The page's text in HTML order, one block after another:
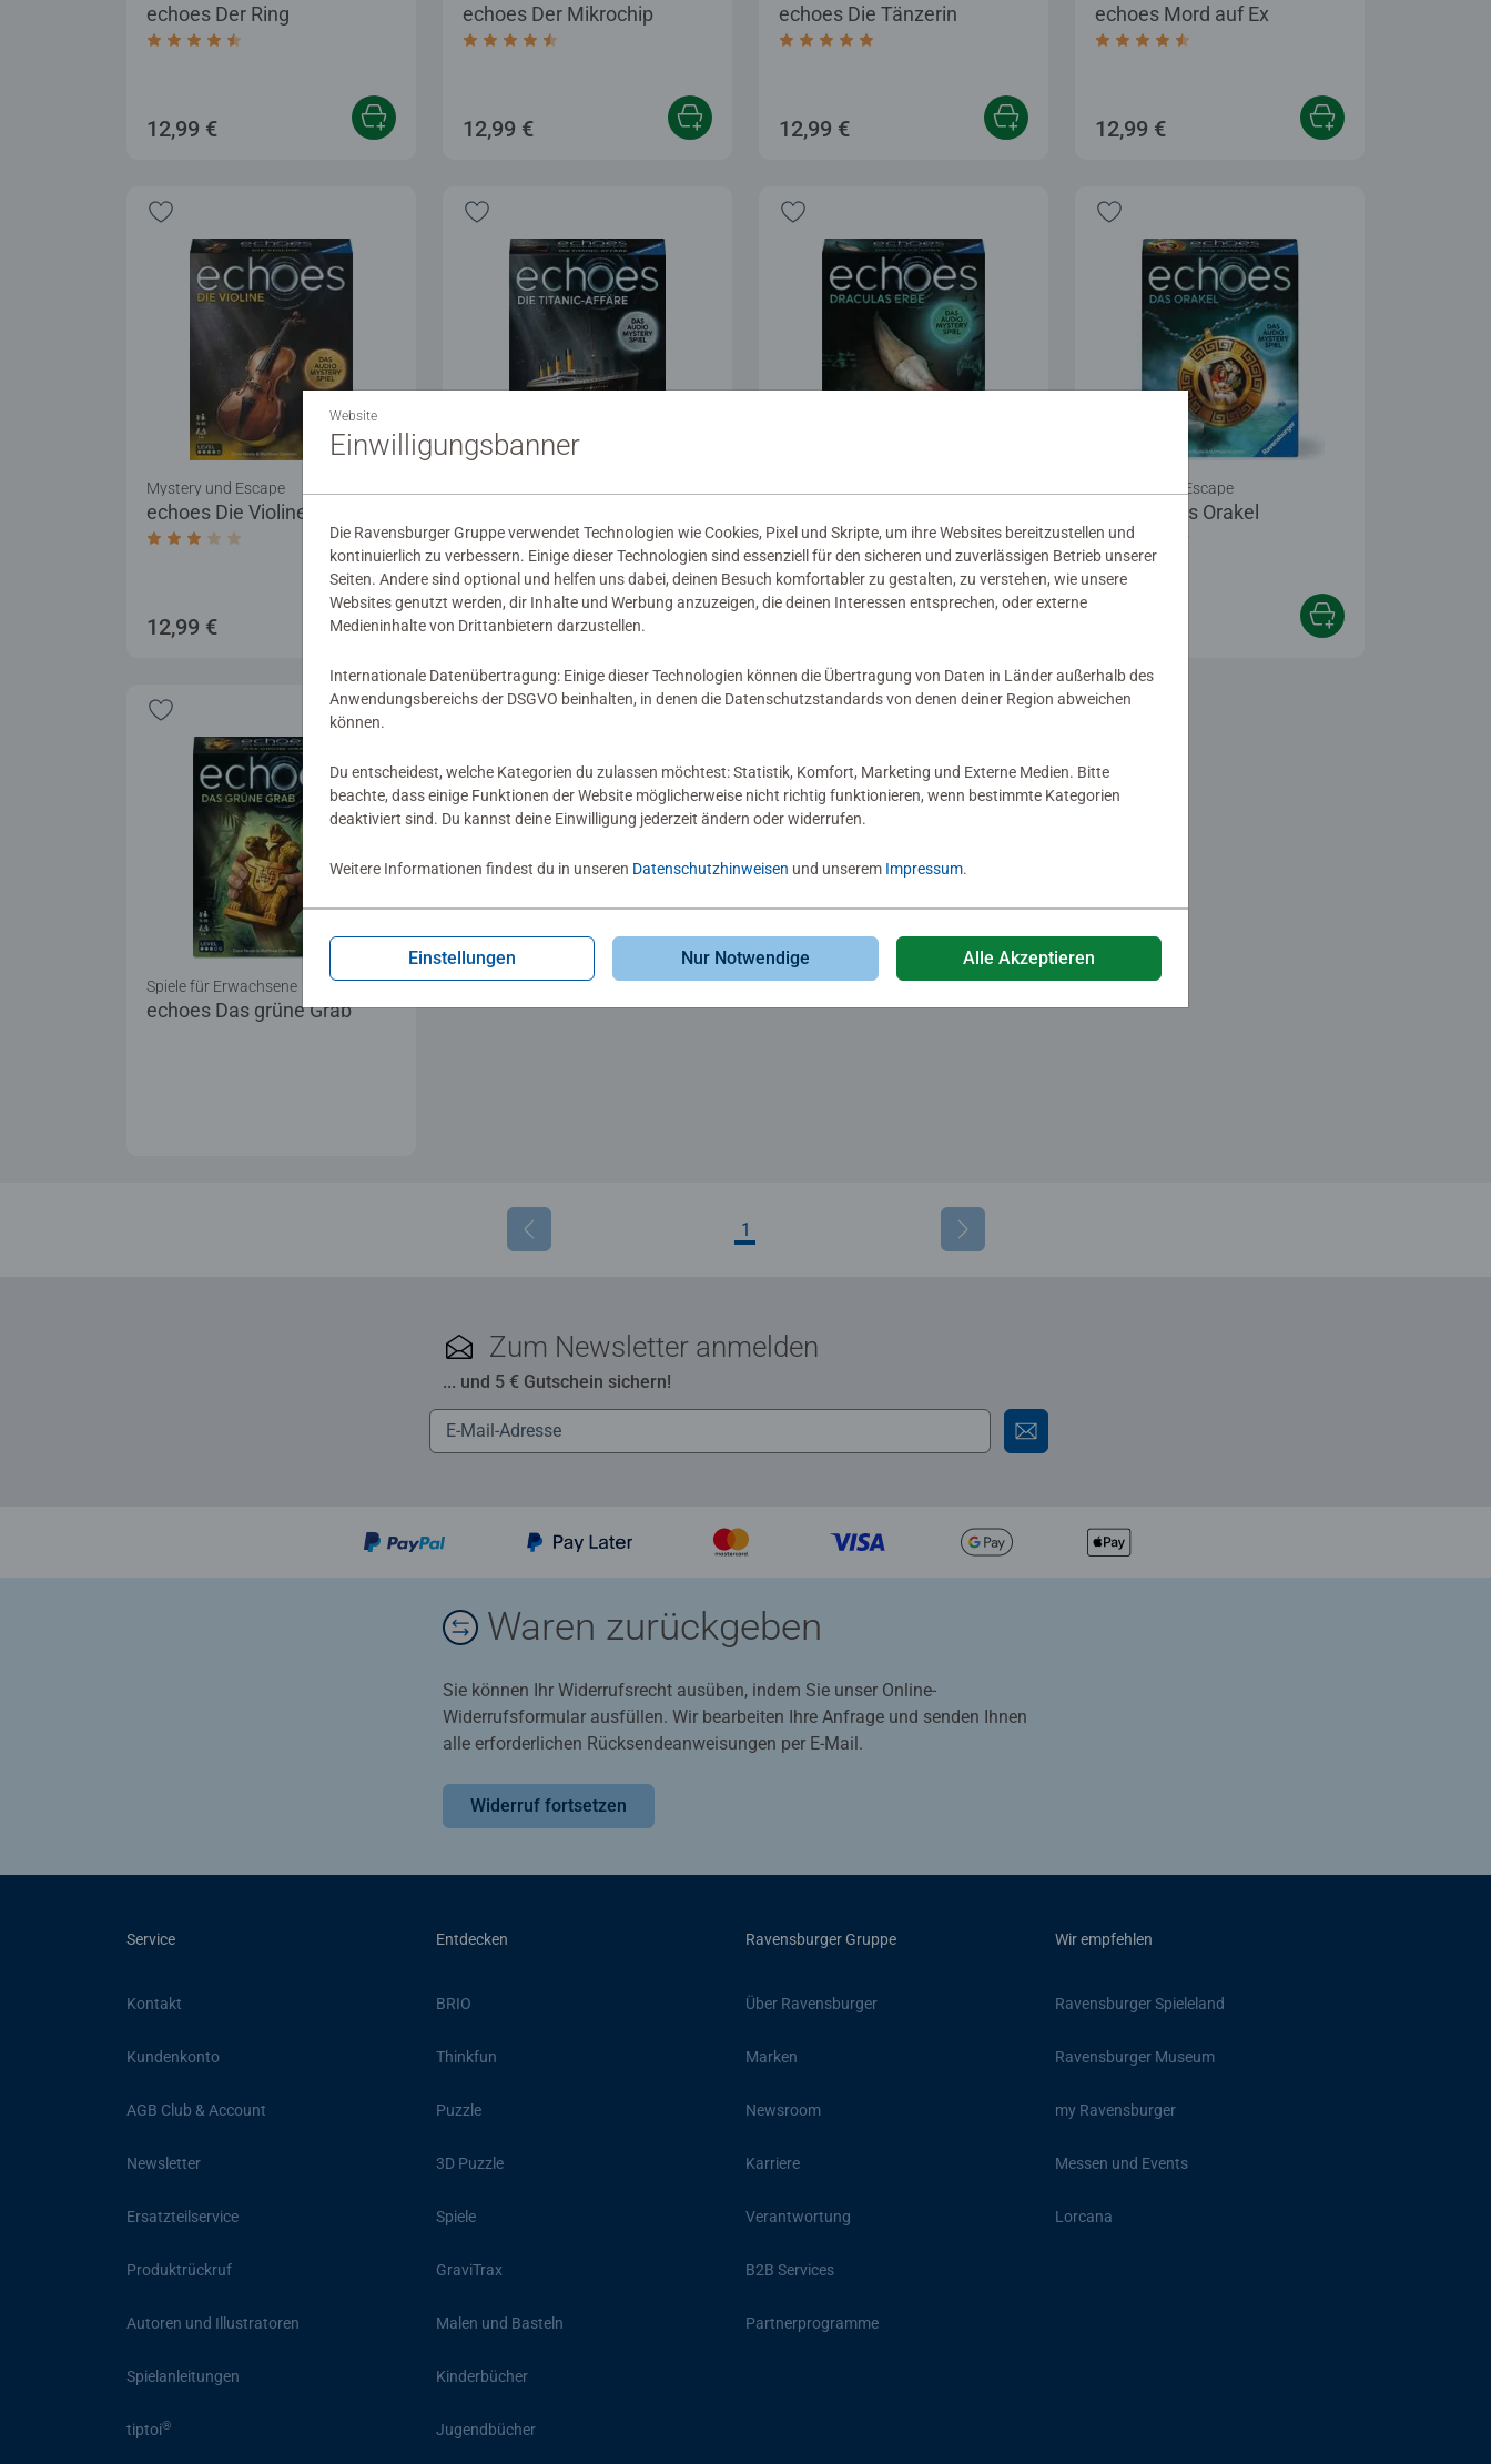
echoes Der Ring
Durchschnittliche Bewertung 4,6 von 5 Sternen.
12,99 €
echoes Der Mikrochip
Durchschnittliche Bewertung 4,3 von 5 Sternen.
12,99 €
echoes Die Tänzerin
Durchschnittliche Bewertung 4,7 von 5 Sternen.
12,99 €
echoes Mord auf Ex
Durchschnittliche Bewertung 4,4 von 5
12,99 €
echoes Die Violine
Durchschnittliche Bewertung 3,0 von 5 Sternen.
Mystery und Escape
12,99 € 12,99 €
echoes Das Orakel
Durchschnittliche Bewertung 3,0 von 5
Mystery und Escape
echoes Das grüne Grab
Spiele für Erwachsene
1
Zum Newsletter anmelden
... und 5 € Gutschein sichern!
Waren zurückgeben
Sie können Ihr Widerrufsrecht ausüben, indem Sie unser Online-
Widerrufsformular ausfüllen. Wir bearbeiten Ihre Anfrage und senden Ihnen
alle erforderlichen Rücksendeanweisungen per E-Mail.
Widerruf fortsetzen
Service
Kontakt
Kundenkonto
AGB Club & Account
Newsletter
Ersatzteilservice
Produktrückruf
Autoren und Illustratoren
Spielanleitungen
tiptoi®
Entdecken
BRIO
Thinkfun
Puzzle
3D Puzzle
Spiele
GraviTrax
Malen und Basteln
Kinderbücher
Jugendbücher
Ravensburger Gruppe
Über Ravensburger
Marken
Newsroom
Karriere
Verantwortung
B2B Services
Partnerprogramme
Wir empfehlen
Ravensburger Spieleland
Ravensburger Museum
my Ravensburger
Messen und Events
Lorcana
Website
Einwilligungsbanner
Die Ravensburger Gruppe verwendet Technologien wie Cookies, Pixel und Skripte, um ihre Websites bereitzustellen und
kontinuierlich zu verbessern. Einige dieser Technologien sind essenziell für den sicheren und zuverlässigen Betrieb unserer
Seiten. Andere sind optional und helfen uns dabei, deinen Besuch komfortabler zu gestalten, zu verstehen, wie unsere
Websites genutzt werden, dir Inhalte und Werbung anzuzeigen, die deinen Interessen entsprechen, oder externe
Medieninhalte von Drittanbietern darzustellen.
Internationale Datenübertragung: Einige dieser Technologien können die Übertragung von Daten in Länder außerhalb des
Anwendungsbereichs der DSGVO beinhalten, in denen die Datenschutzstandards von denen deiner Region abweichen
können.
Du entscheidest, welche Kategorien du zulassen möchtest: Statistik, Komfort, Marketing und Externe Medien. Bitte
beachte, dass einige Funktionen der Website möglicherweise nicht richtig funktionieren, wenn bestimmte Kategorien
deaktiviert sind. Du kannst deine Einwilligung jederzeit ändern oder widerrufen.
Weitere Informationen findest du in unseren Datenschutzhinweisen und unserem Impressum.
Einstellungen Nur Notwendige Alle Akzeptieren